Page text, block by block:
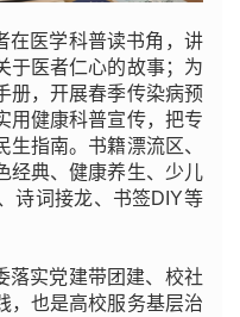
在医学科普读书角，讲
于医者仁心的故事；为
册，开展春季传染病预
用健康科普宣传，把专
指南。书籍漂流区、
经典、健康养生、少儿
诗词接龙、书签DIY等
落实党建带团建、校社
，也是高校服务基层治